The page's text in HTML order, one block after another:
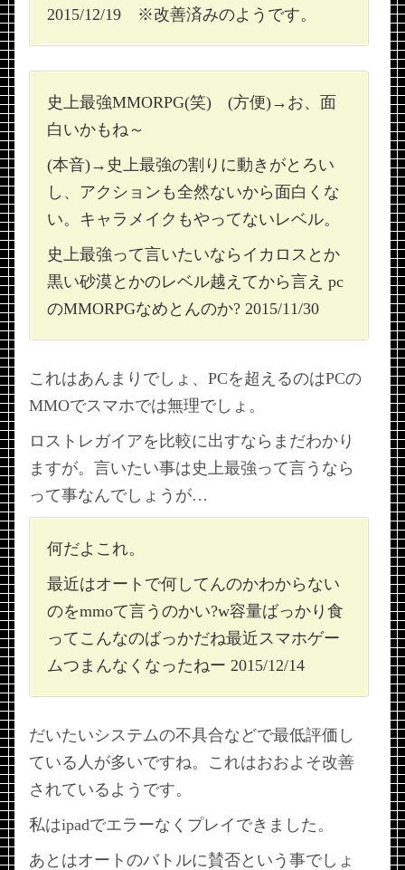
2015/12/19 ※改善済みのようです。
史上最強MMORPG(笑) (方便)→お、面
白いかもね～
(本音)→史上最強の割りに動きがとろい
し、アクションも全然ないから面白くな
い。キャラメイクもやってないレベル。
史上最強って言いたいならイカロスとか
黒い砂漠とかのレベル越えてから言え pc
のMMORPGなめとんのか? 2015/11/30
これはあんまりでしょ、PCを超えるのはPCの
MMOでスマホでは無理でしょ。
ロストレガイアを比較に出すならまだわかり
ますが。言いたい事は史上最強って言うなら
って事なんでしょうが…
何だよこれ。
最近はオートで何してんのかわからない
のをmmoて言うのかい?w容量ばっかり食
ってこんなのばっかだね最近スマホゲー
ムつまんなくなったねー 2015/12/14
だいたいシステムの不具合などで最低評価し
ている人が多いですね。これはおおよそ改善
されているようです。
私はipadでエラーなくプレイできました。
あとはオートのバトルに賛否という事でしょ